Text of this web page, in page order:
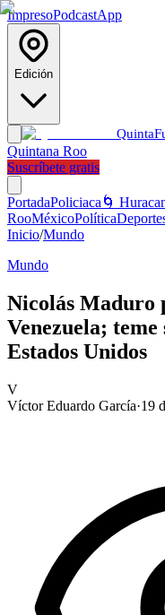
ImpresoPodcastApp
Edición
Quinta
Quintana Roo
Suscríbete gratis
PortadaPoliciaca 🌀
RooMéxicoPolítica
Inicio/Mundo
Mundo
Nicolás Maduro
Venezuela;
Estados Unidos
V
Víctor Eduardo García·19